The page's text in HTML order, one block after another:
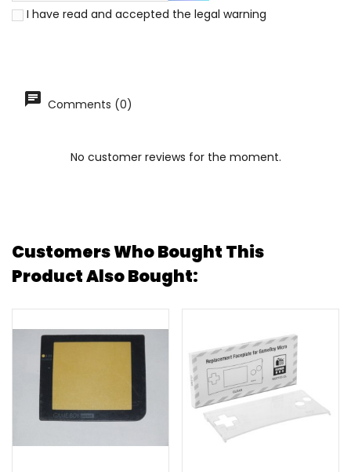
I have read and accepted the legal warning
Comments (0)
No customer reviews for the moment.
Customers Who Bought This
Product Also Bought: